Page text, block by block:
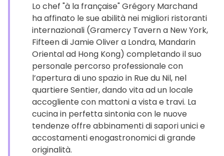
Lo chef "à la française" Grégory Marchand
ha affinato le sue abilità nei migliori ristoranti
internazionali (Gramercy Tavern a New York,
Fifteen di Jamie Oliver a Londra, Mandarin
Oriental ad Hong Kong) completando il suo
personale percorso professionale con
l’apertura di uno spazio in Rue du Nil, nel
quartiere Sentier, dando vita ad un locale
accogliente con mattoni a vista e travi. La
cucina in perfetta sintonia con le nuove
tendenze offre abbinamenti di sapori unici e
accostamenti enogastronomici di grande
originalità.